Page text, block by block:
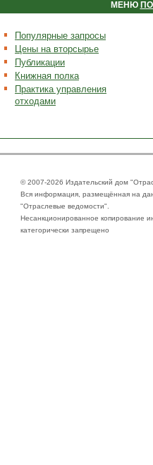
МЕНЮ
Популярные запросы
Цены на вторсырье
Публикации
Книжная полка
Практика управления
отходами
© 2007-2026 Издательский дом
Вся информация, размещённая на
"Отраслевые ведомости".
Несанкционированное копирование
категорически запрещено